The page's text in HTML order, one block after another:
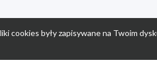
cookies były zapisywane na Twoim